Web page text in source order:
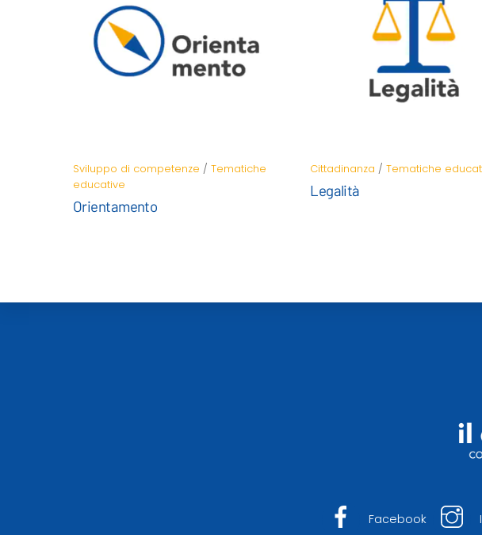
Sviluppo di competenze / Tematiche
educative
Orientamento
Cittadinanza / Tematiche
Legalità
Facebook